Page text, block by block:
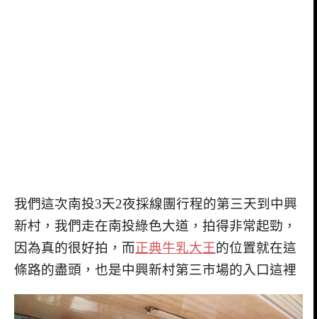
我們這次南投3天2夜採線團行程的第三天到中興
新村，我們走在南投綠色大道，拍得非常起勁，
因為真的很好拍，而正典牛乳大王的位置就在這
條路的盡頭，也是中興新村第三市場的入口這裡